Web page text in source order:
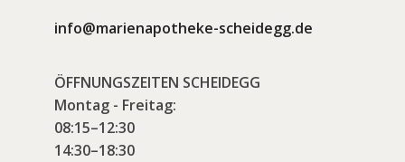
info@marienapotheke-scheidegg.de
ÖFFNUNGSZEITEN SCHEIDEGG
Montag - Freitag:
08:15–12:30
14:30–18:30